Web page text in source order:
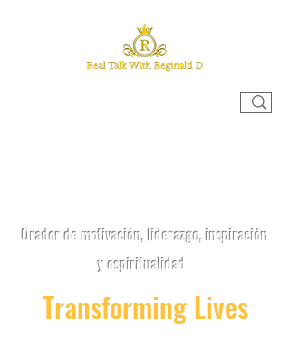
Orador de motivación, liderazgo, inspiración
y espiritualidad
Transforming Lives